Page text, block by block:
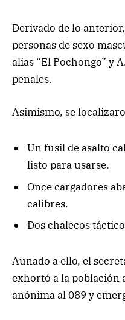
Derivado de lo
personas de sexo
alias “El Pochongo” y
penales.
Asimismo, se
Un fusil de asalto
listo para usarse.
Once cargadores
calibres.
Dos chalecos
Aunado a ello, el
exhortó a la población
anónima al 089 y